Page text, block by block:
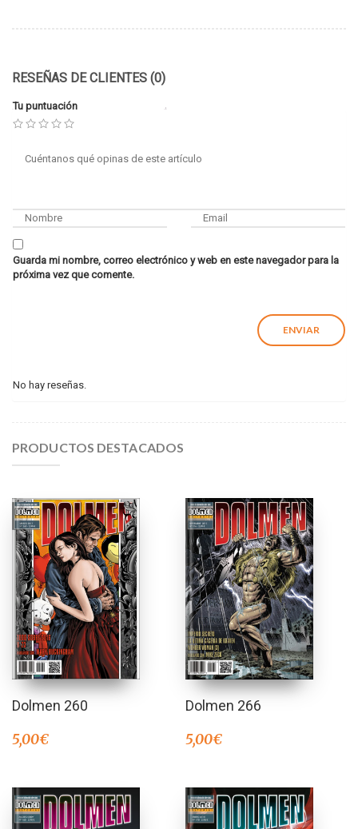
RESEÑAS DE CLIENTES (0)
Tu puntuación
Guarda mi nombre, correo electrónico y web en este navegador para la
próxima vez que comente.
No hay reseñas.
PRODUCTOS DESTACADOS
Dolmen 260
5,00€
Dolmen 266
5,00€